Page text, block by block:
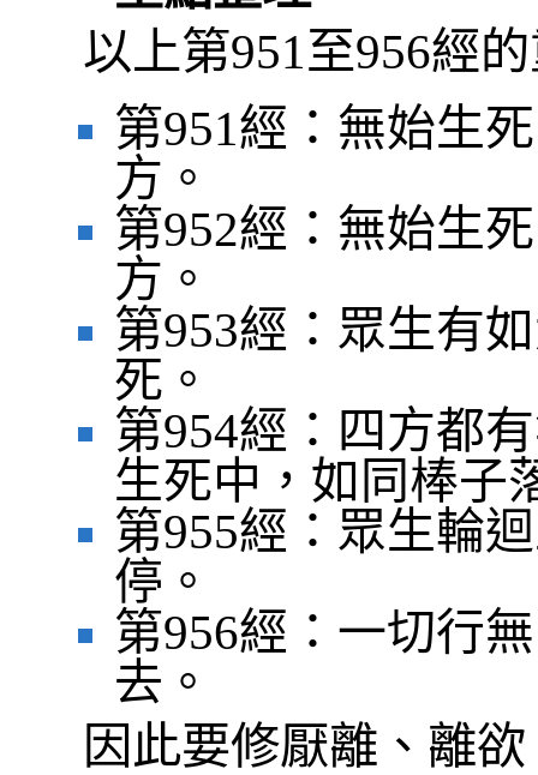
以上第951至956經
第951經：無始生
方。
第952經：無始生
方。
第953經：眾生有
死。
第954經：四方都
生死中，如同棒子
第955經：眾生輪
停。
第956經：一切行
去。
因此要修厭離、離